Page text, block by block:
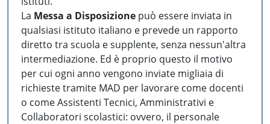
La Messa a Disposizione può essere inviata in
qualsiasi istituto italiano e prevede un rapporto
diretto tra scuola e supplente, senza nessun'altra
intermediazione. Ed è proprio questo il motivo
per cui ogni anno vengono inviate migliaia di
richieste tramite MAD per lavorare come docenti
o come Assistenti Tecnici, Amministrativi e
Collaboratori scolastici: ovvero, il personale